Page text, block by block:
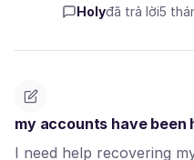
Holyđã trả lời5
my accounts have been
I need help recovering